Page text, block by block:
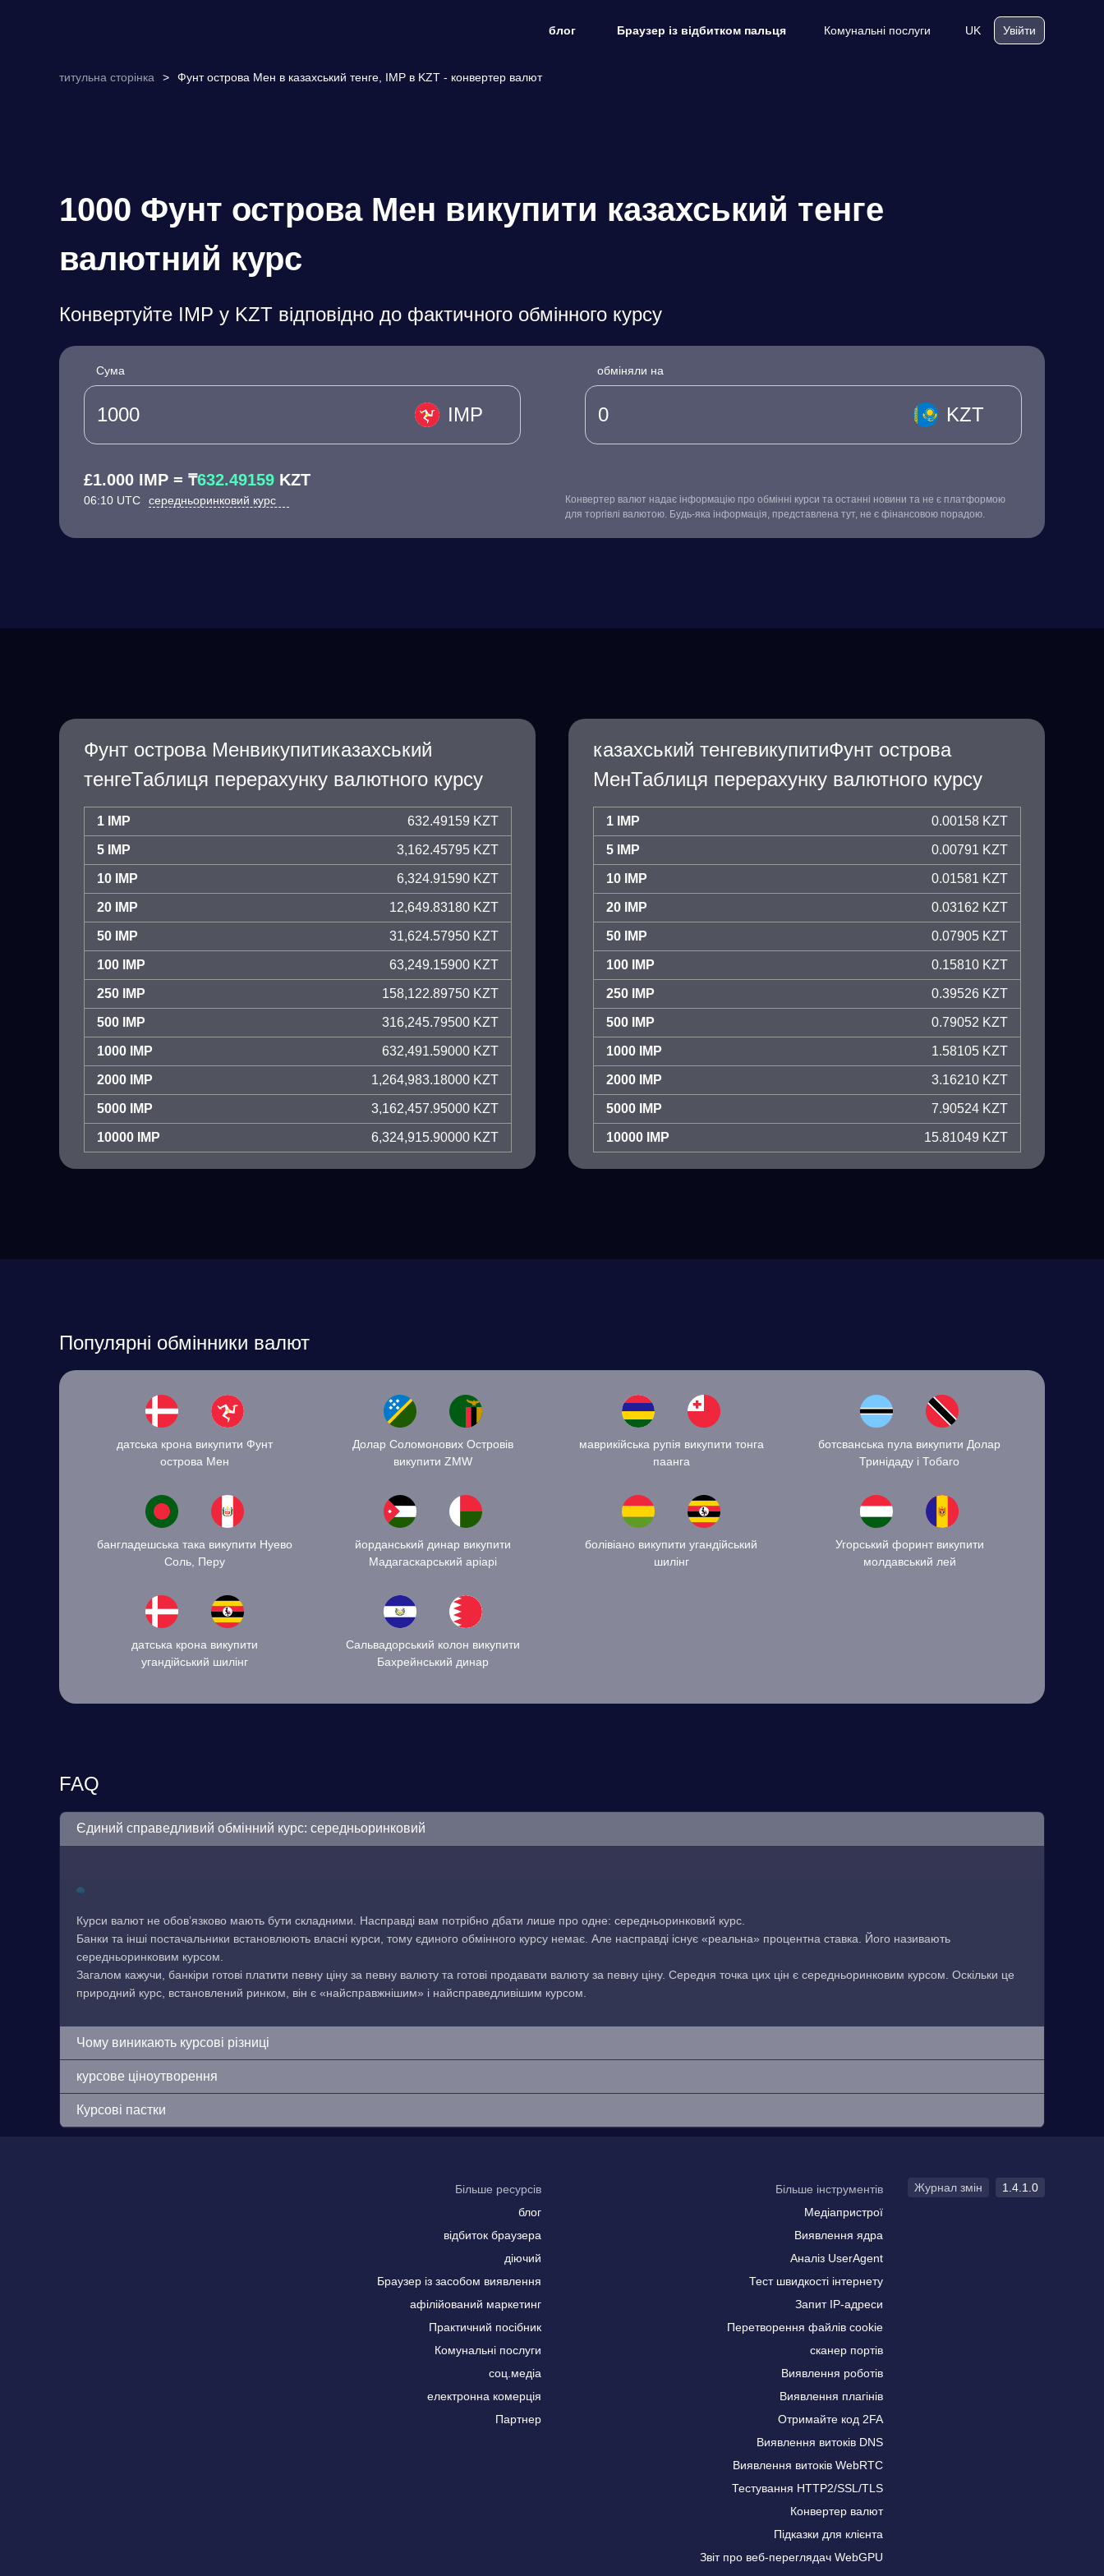
блог Браузер із відбитком пальця Комунальні послуги UK Увійти
титульна сторінка > Фунт острова Мен в казахський тенге, IMP в KZT - конвертер валют
1000 Фунт острова Мен викупити казахський тенге
валютний курс
Конвертуйте IMP у KZT відповідно до фактичного обмінного курсу
Сума
IMP
обміняли на
KZT
£1.000 IMP = ₸632.49159 KZT
06:10 UTC середньоринковий курс
Конвертер валют надає інформацію про обмінні курси та останні новини та не є платформою
для торгівлі валютою. Будь-яка інформація, представлена тут, не є фінансовою порадою.
Фунт острова Менвикупитиказахський
тенгеТаблиця перерахунку валютного курсу
1 IMP 632.49159 KZT
5 IMP 3,162.45795 KZT
10 IMP 6,324.91590 KZT
20 IMP 12,649.83180 KZT
50 IMP 31,624.57950 KZT
100 IMP 63,249.15900 KZT
250 IMP 158,122.89750 KZT
500 IMP 316,245.79500 KZT
1000 IMP 632,491.59000 KZT
2000 IMP 1,264,983.18000 KZT
5000 IMP 3,162,457.95000 KZT
10000 IMP 6,324,915.90000 KZT
казахський тенгевикупитиФунт острова
МенТаблиця перерахунку валютного курсу
1 IMP 0.00158 KZT
5 IMP 0.00791 KZT
10 IMP 0.01581 KZT
20 IMP 0.03162 KZT
50 IMP 0.07905 KZT
100 IMP 0.15810 KZT
250 IMP 0.39526 KZT
500 IMP 0.79052 KZT
1000 IMP 1.58105 KZT
2000 IMP 3.16210 KZT
5000 IMP 7.90524 KZT
10000 IMP 15.81049 KZT
Популярні обмінники валют
датська крона викупити Фунт
острова Мен
Долар Соломонових Островів
викупити ZMW
маврикійська рупія викупити тонга
паанга
ботсванська пула викупити Долар
Тринідаду і Тобаго
бангладешська така викупити Нуево
Соль, Перу
йорданський динар викупити
Мадагаскарський аріарі
болівіано викупити угандійський
шилінг
Угорський форинт викупити
молдавський лей
датська крона викупити
угандійський шилінг
Сальвадорський колон викупити
Бахрейнський динар
FAQ
Єдиний справедливий обмінний курс: середньоринковий
Курси валют не обов’язково мають бути складними. Насправді вам потрібно дбати лише про одне: середньоринковий курс.
Банки та інші постачальники встановлюють власні курси, тому єдиного обмінного курсу немає. Але насправді існує «реальна» процентна ставка. Його називають
середньоринковим курсом.
Загалом кажучи, банкіри готові платити певну ціну за певну валюту та готові продавати валюту за певну ціну. Середня точка цих цін є середньоринковим курсом. Оскільки це
природний курс, встановлений ринком, він є «найсправжнішим» і найсправедливішим курсом.
Чому виникають курсові різниці
курсове ціноутворення
Курсові пастки
Більше ресурсів
блог
відбиток браузера
діючий
Браузер із засобом виявлення
афілійований маркетинг
Практичний посібник
Комунальні послуги
соц.медіа
електронна комерція
Партнер
Більше інструментів
Медіапристрої
Виявлення ядра
Аналіз UserAgent
Тест швидкості інтернету
Запит IP-адреси
Перетворення файлів cookie
сканер портів
Виявлення роботів
Виявлення плагінів
Отримайте код 2FA
Виявлення витоків DNS
Виявлення витоків WebRTC
Тестування HTTP2/SSL/TLS
Конвертер валют
Підказки для клієнта
Звіт про веб-переглядач WebGPU
Журнал змін 1.4.1.0